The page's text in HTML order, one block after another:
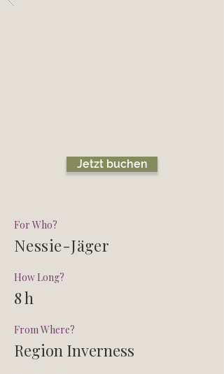
Jetzt buchen
For Who?
Nessie-Jäger
How Long?
8 h
From Where?
Region Inverness